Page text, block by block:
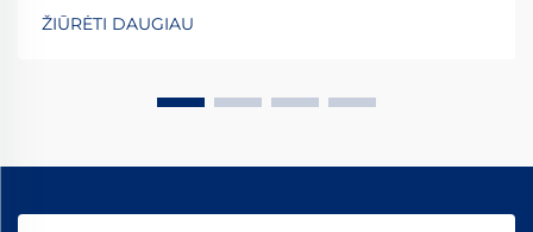
svarbiausių elementų, tvirtinančių bėgius prie šпалų,
apdailinti geležinkelio vinys išsiskiria kaip...
ŽIŪRĖTI DAUGIAU